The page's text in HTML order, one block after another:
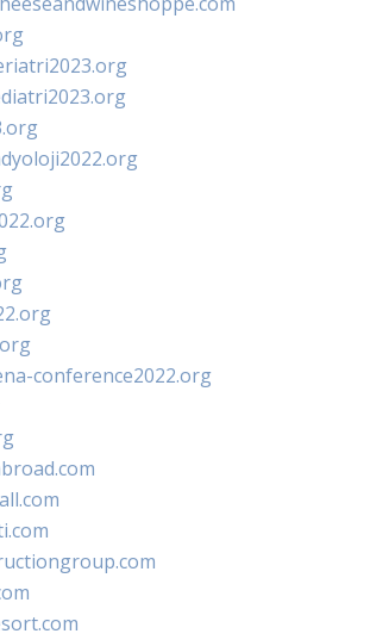
conference2022.org